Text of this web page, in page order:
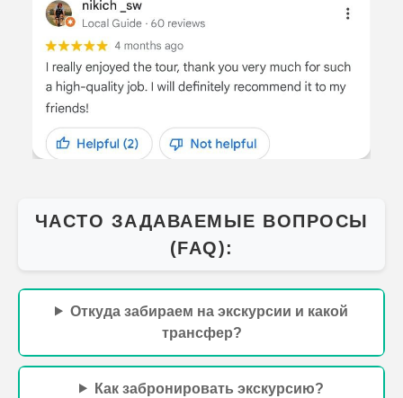
ЧАСТО ЗАДАВАЕМЫЕ ВОПРОСЫ
(FAQ):
Откуда забираем на экскурсии и какой
трансфер?
Как забронировать экскурсию?